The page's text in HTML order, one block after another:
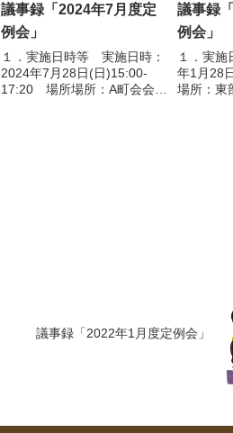
議事録「2024年7月度定
例会」
１．実施日時等 実施日時：
2024年7月28日(日)15:00-
17:20 場所場所：A町会会館
議事録
例会」
１．実
年1月28
場所：東
議事録「2022年1月度定例会」